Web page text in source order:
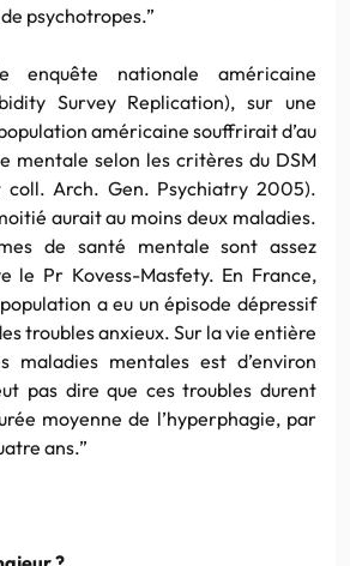
psychotropes.”
enquête nationale américaine
Survey Replication), sur une
américaine souffrirait d’au
mentale selon les critères du DSM
coll. Arch. Gen. Psychiatry 2005).
aurait au moins deux maladies.
de santé mentale sont assez
le Pr Kovess-Masfety. En France,
a eu un épisode dépressif
troubles anxieux. Sur la vie entière
maladies mentales est d’environ
pas dire que ces troubles durent
moyenne de l’hyperphagie, par
ans.”